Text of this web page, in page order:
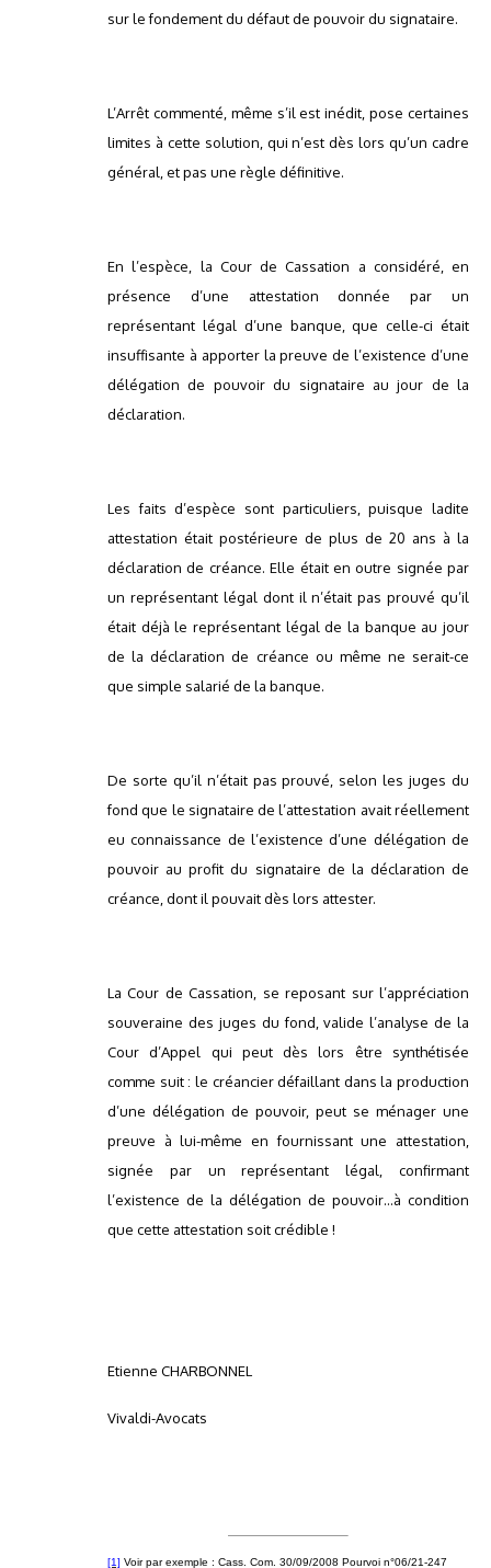
sur le fondement du défaut de pouvoir du signataire.
L’Arrêt commenté, même s’il est inédit, pose certaines
limites à cette solution, qui n’est dès lors qu’un cadre
général, et pas une règle définitive.
En l’espèce, la Cour de Cassation a considéré, en
présence d’une attestation donnée par un
représentant légal d’une banque, que celle-ci était
insuffisante à apporter la preuve de l’existence d’une
délégation de pouvoir du signataire au jour de la
déclaration.
Les faits d’espèce sont particuliers, puisque ladite
attestation était postérieure de plus de 20 ans à la
déclaration de créance. Elle était en outre signée par
un représentant légal dont il n’était pas prouvé qu’il
était déjà le représentant légal de la banque au jour
de la déclaration de créance ou même ne serait-ce
que simple salarié de la banque.
De sorte qu’il n’était pas prouvé, selon les juges du
fond que le signataire de l’attestation avait réellement
eu connaissance de l’existence d’une délégation de
pouvoir au profit du signataire de la déclaration de
créance, dont il pouvait dès lors attester.
La Cour de Cassation, se reposant sur l’appréciation
souveraine des juges du fond, valide l’analyse de la
Cour d’Appel qui peut dès lors être synthétisée
comme suit : le créancier défaillant dans la production
d’une délégation de pouvoir, peut se ménager une
preuve à lui-même en fournissant une attestation,
signée par un représentant légal, confirmant
l’existence de la délégation de pouvoir…à condition
que cette attestation soit crédible !
Etienne CHARBONNEL
Vivaldi-Avocats
[1] Voir par exemple : Cass. Com. 30/09/2008 Pourvoi n°06/21-247